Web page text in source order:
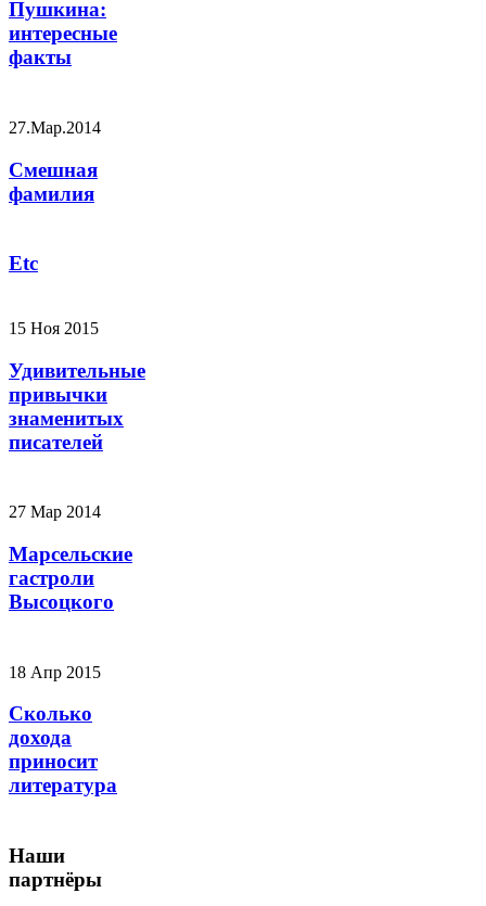
Пушкина:
интересные
факты
27.Мар.2014
Смешная
фамилия
Etc
15 Ноя 2015
Удивительные
привычки
знаменитых
писателей
27 Мар 2014
Марсельские
гастроли
Высоцкого
18 Апр 2015
Сколько
дохода
приносит
литература
Наши
партнёры